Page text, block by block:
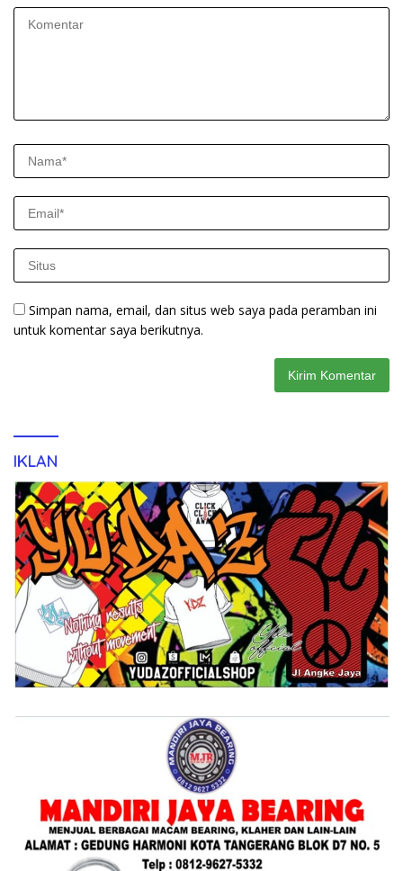
Simpan nama, email, dan situs web saya pada peramban ini
untuk komentar saya berikutnya.
IKLAN